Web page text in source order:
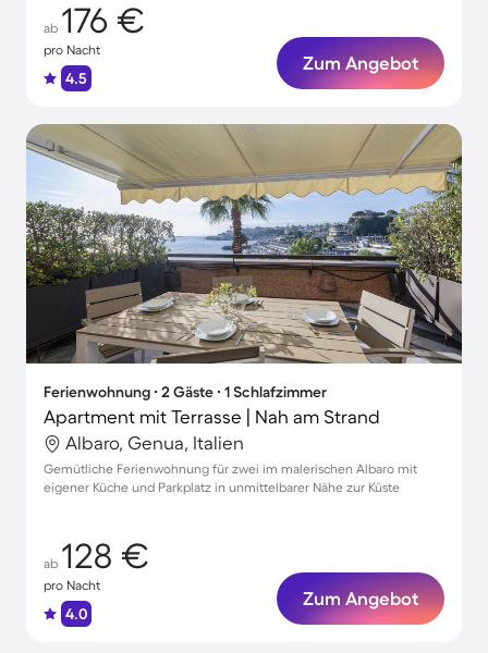
ab 176 €
pro Nacht
4.5
Zum Angebot
Ferienwohnung ∙ 2 Gäste ∙ 1 Schlafzimmer
Apartment mit Terrasse | Nah am Strand
Albaro, Genua, Italien
Gemütliche Ferienwohnung für zwei im malerischen Albaro mit
eigener Küche und Parkplatz in unmittelbarer Nähe zur Küste
ab 128 €
pro Nacht
4.0
Zum Angebot